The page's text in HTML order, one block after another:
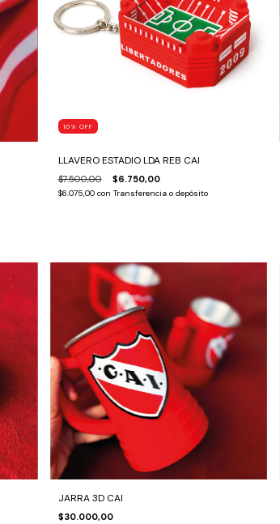
10 % OFF
LLAVERO ESTADIO LDA REB CAI
$7.500,00 $6.750,00
$6.075,00 con Transferencia o depósito
JARRA 3D CAI
$30.000,00